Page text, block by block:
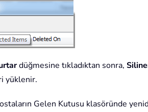
düğmesine tıkladıktan sonra,
yüklenir.
Gelen Kutusu klasöründe